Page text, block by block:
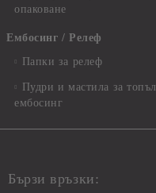
опаковане
Ембосинг / Релеф
Папки за релеф
Пудри и мастила за топъл
ембосинг
Бързи връзки: